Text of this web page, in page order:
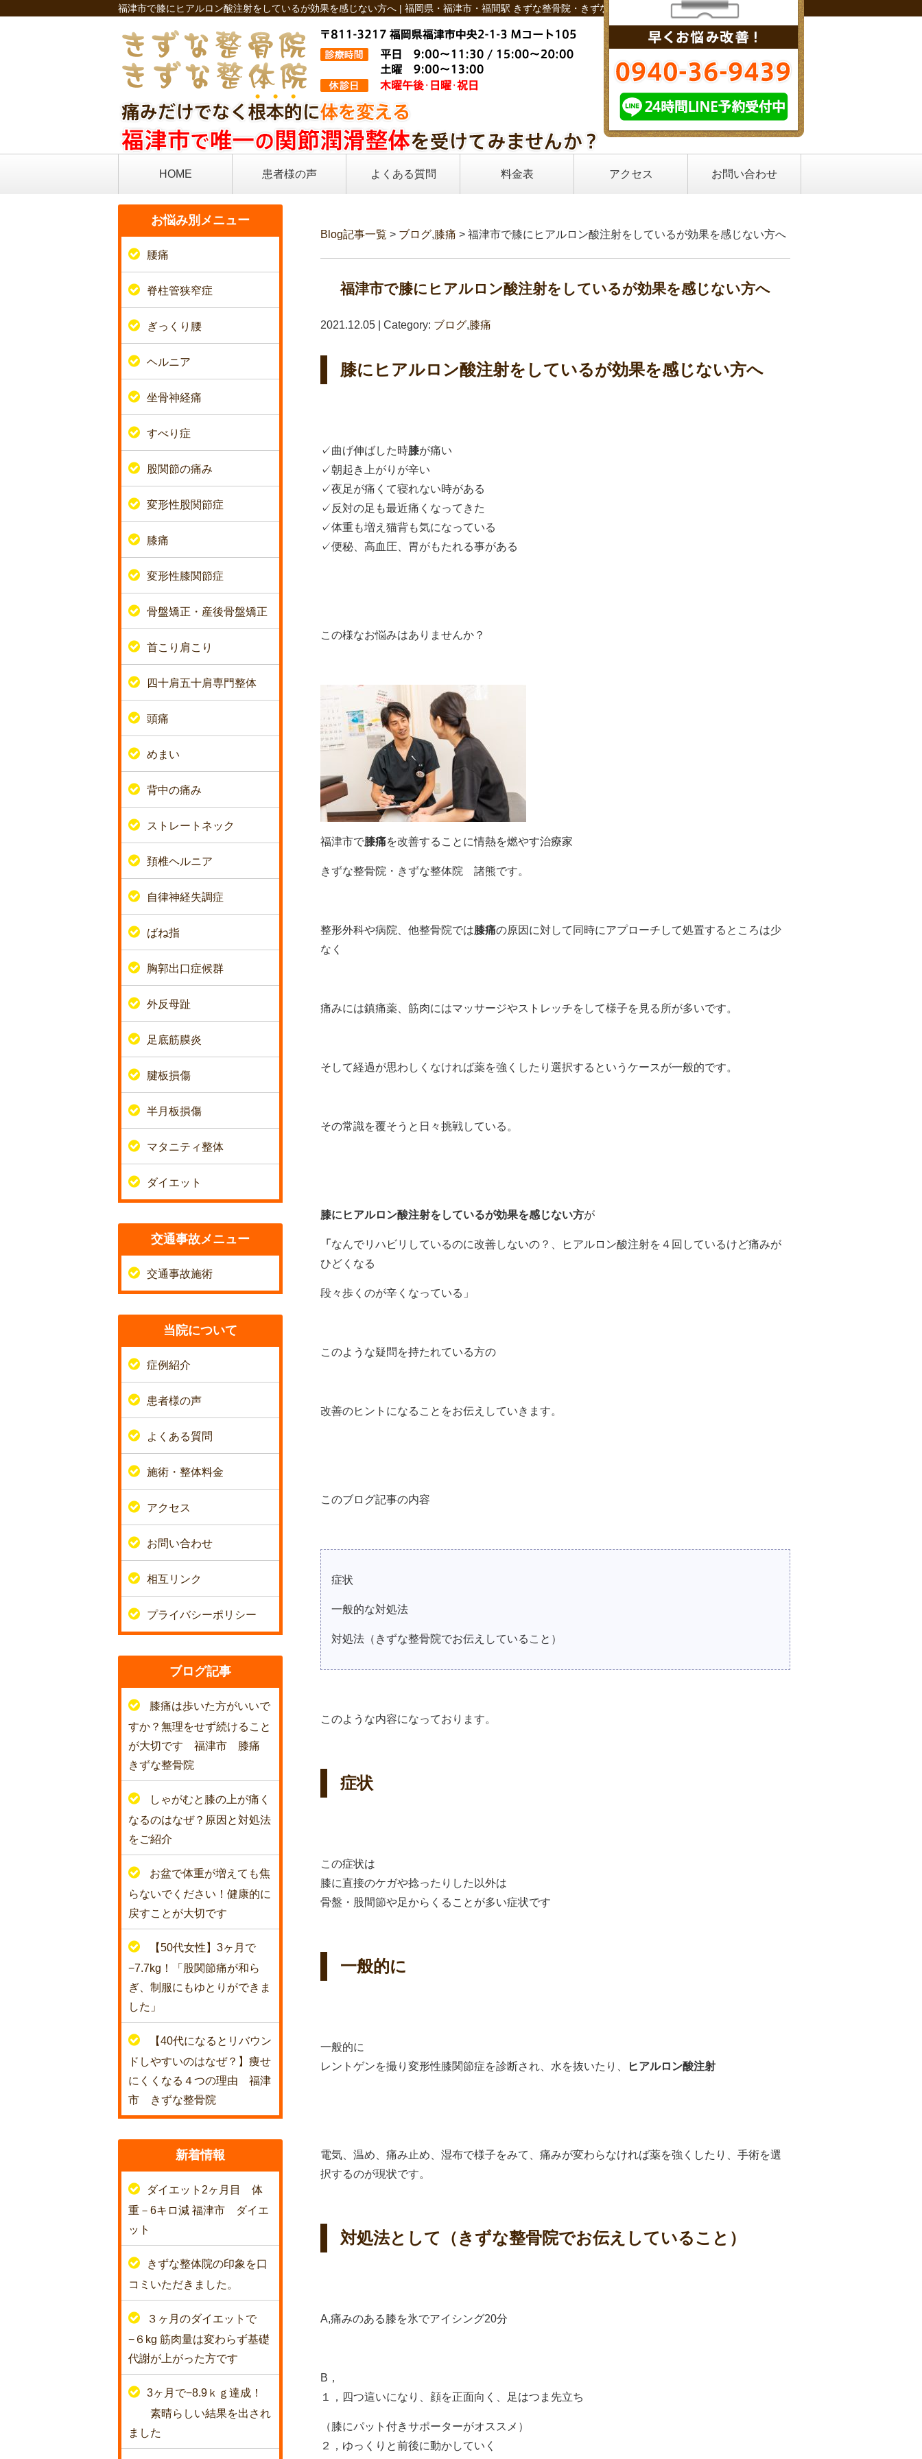
福津市で膝にヒアルロン酸注射をしているが効果を感じない方へ | 福岡県・福津市・福間駅 きずな整骨院・きずな整体院
HOME 患者様の声 よくある質問 料金表 アクセス お問い合わせ
Blog記事一覧 > ブログ,膝痛 > 福津市で膝にヒアルロン酸注射をしているが効果を感じない方へ
福津市で膝にヒアルロン酸注射をしているが効果を感じない方へ
2021.12.05 | Category: ブログ,膝痛
膝にヒアルロン酸注射をしているが効果を感じない方へ
✓曲げ伸ばした時膝が痛い
✓朝起き上がりが辛い
✓夜足が痛くて寝れない時がある
✓反対の足も最近痛くなってきた
✓体重も増え猫背も気になっている
✓便秘、高血圧、胃がもたれる事がある
この様なお悩みはありませんか？
福津市で膝痛を改善することに情熱を燃やす治療家
きずな整骨院・きずな整体院 諸熊です。
整形外科や病院、他整骨院では膝痛の原因に対して同時にアプローチして処置するところは少
なく
痛みには鎮痛薬、筋肉にはマッサージやストレッチをして様子を見る所が多いです。
そして経過が思わしくなければ薬を強くしたり選択するというケースが一般的です。
その常識を覆そうと日々挑戦している。
膝にヒアルロン酸注射をしているが効果を感じない方が
「 なんでリハビリしているのに改善しないの？、ヒアルロン酸注射を４回しているけど痛みが
ひどくなる
段々歩くのが辛くなっている」
このような疑問を持たれている方の
改善のヒントになることをお伝えしていきます。
このブログ記事の内容
症状
一般的な対処法
対処法（きずな整骨院でお伝えしていること）
このような内容になっております。
症状
この症状は
膝に直接のケガや捻ったりした以外は
骨盤・股間節や足からくることが多い症状です
一般的に
一般的に
レントゲンを撮り変形性膝関節症を診断され、水を抜いたり、
ヒアルロン酸注射
電気、温め、痛み止め、湿布で様子をみて、痛みが変わらなければ薬を強くしたり、手術を選
択するのが現状です。
対処法として（きずな整骨院でお伝えしていること）
A,痛みのある膝を氷でアイシング20分
B，
１，四つ這いになり、顔を正面向く、足はつま先立ち
（膝にパット付きサポーターがオススメ）
２，ゆっくりと前後に動かしていく
お悩み別メニュー
腰痛
脊柱管狭窄症
ぎっくり腰
ヘルニア
坐骨神経痛
すべり症
股関節の痛み
変形性股関節症
膝痛
変形性膝関節症
骨盤矯正・産後骨盤矯正
首こり肩こり
四十肩五十肩専門整体
頭痛
めまい
背中の痛み
ストレートネック
頚椎ヘルニア
自律神経失調症
ばね指
胸郭出口症候群
外反母趾
足底筋膜炎
腱板損傷
半月板損傷
マタニティ整体
ダイエット
交通事故メニュー
交通事故施術
当院について
症例紹介
患者様の声
よくある質問
施術・整体料金
アクセス
お問い合わせ
相互リンク
プライバシーポリシー
ブログ記事
膝痛は歩いた方がいいで
すか？無理をせず続けること
が大切です 福津市 膝痛
きずな整骨院
しゃがむと膝の上が痛く
なるのはなぜ？原因と対処法
をご紹介
お盆で体重が増えても焦
らないでください！健康的に
戻すことが大切です
【50代女性】3ヶ月で
−7.7kg！「股関節痛が和ら
ぎ、制服にもゆとりができま
した」
【40代になるとリバウン
ドしやすいのはなぜ？】痩せ
にくくなる４つの理由 福津
市 きずな整骨院
新着情報
ダイエット2ヶ月目 体
重－6キロ減 福津市 ダイエ
ット
きずな整体院の印象を口
コミいただきました。
３ヶ月のダイエットで
−６kg 筋肉量は変わらず基礎
代謝が上がった方です
3ヶ月で−8.9ｋｇ達成！
素晴らしい結果を出され
ました